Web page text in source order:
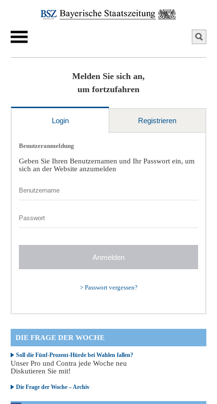
Melden Sie sich an,
um fortzufahren
Login Registrieren
Benutzeranmeldung
Geben Sie Ihren Benutzernamen und Ihr Passwort ein, um
sich an der Website anzumelden
> Passwort vergessen?
DIE FRAGE DER WOCHE
Soll die Fünf-Prozent-Hürde bei Wahlen fallen?
Unser Pro und Contra jede Woche neu
Diskutieren Sie mit!
Die Frage der Woche – Archiv